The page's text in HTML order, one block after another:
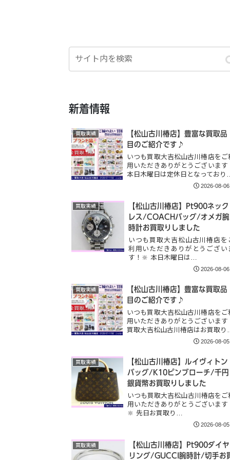
新着情報
買取実績
【松山古川椿店】豊富な買取品
目のご紹介です♪
いつも買取大吉松山古川椿店をご
用いただきありがとうございます
本日木曜日は定休日となっており…
2026-08-06
買取実績
【松山古川椿店】Pt900ネック
レス/COACHバッグ/オメガ腕
時計お買取りしました
いつも買取大吉松山古川椿店を
利用いただきありがとうござい
す！🔆 本日木曜日は…
2026-08-06
買取実績
【松山古川椿店】豊富な買取品
目のご紹介です♪
いつも買取大吉松山古川椿店をご
用いただきありがとうございます
買取大吉松山古川椿店はお買取
2026-08-05
買取実績
【松山古川椿店】ルイヴィトン
バッグ/K10ピンブローチ/千円
銀貨幣お買取りしました
いつも買取大吉松山古川椿店をご
用いただきありがとうございます
🔆 先日お買取り…
2026-08-05
買取実績
【松山古川椿店】Pt900ダイヤ
リング/GUCCI腕時計/切手お